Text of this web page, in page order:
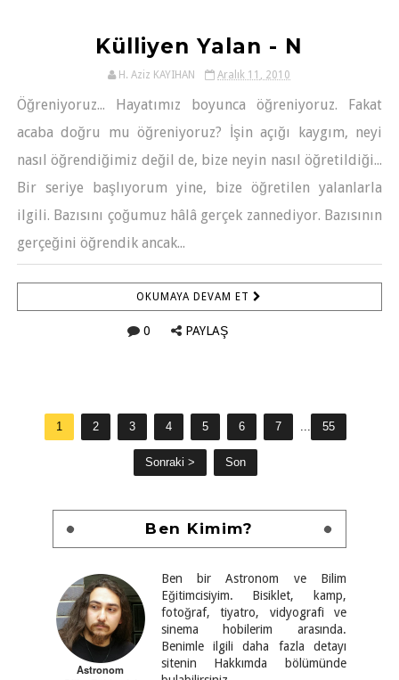
Külliyen Yalan - N
H. Aziz KAYIHAN Aralık 11, 2010
Öğreniyoruz... Hayatımız boyunca öğreniyoruz. Fakat
acaba doğru mu öğreniyoruz? İşin açığı kaygım, neyi
nasıl öğrendiğimiz değil de, bize neyin nasıl öğretildiği...
Bir seriye başlıyorum yine, bize öğretilen yalanlarla
ilgili. Bazısını çoğumuz hâlâ gerçek zannediyor. Bazısının
gerçeğini öğrendik ancak...
OKUMAYA DEVAM ET
0 PAYLAŞ
1 2 3 4 5 6 7 ... 55
Sonraki > Son
Ben Kimim?
Astronom
Ben bir Astronom ve Bilim
Eğitimcisiyim. Bisiklet, kamp,
fotoğraf, tiyatro, vidyografi ve
sinema hobilerim arasında.
Benimle ilgili daha fazla detayı
sitenin Hakkımda bölümünde